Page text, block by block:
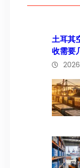
土耳其
收需要